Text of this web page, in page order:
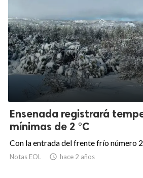
Ensenada registrará
mínimas de 2 °C
Con la entrada del frente frío número
Notas EOL  hace 2 años